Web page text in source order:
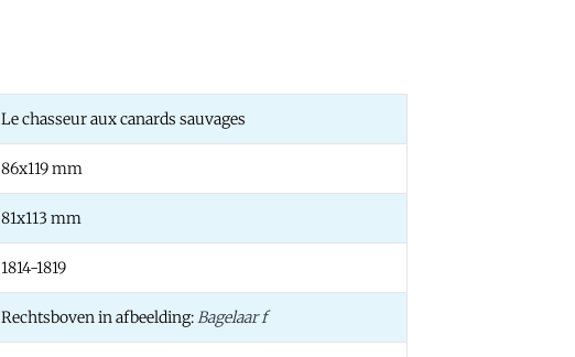
Le chasseur aux canards sauvages
86x119 mm
81x113 mm
1814-1819
Rechtsboven in afbeelding:Bagelaar f